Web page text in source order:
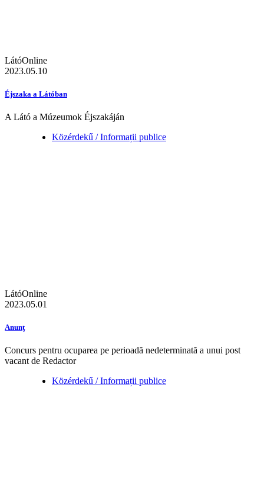
LátóOnline
2023.05.10
Éjszaka a Látóban
A Látó a Múzeumok Éjszakáján
Közérdekű / Informații publice
LátóOnline
2023.05.01
Anunţ
Concurs pentru ocuparea pe perioadă nedeterminată a unui post
vacant de Redactor
Közérdekű / Informații publice